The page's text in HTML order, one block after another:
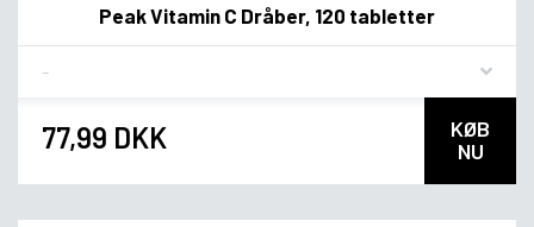
Peak Vitamin C Dråber, 120 tabletter
77,99 DKK
KØB
NU